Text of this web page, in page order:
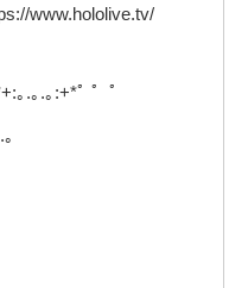
www.hololive.tv/
｡.｡.｡:+*ﾟ ゜ﾟ